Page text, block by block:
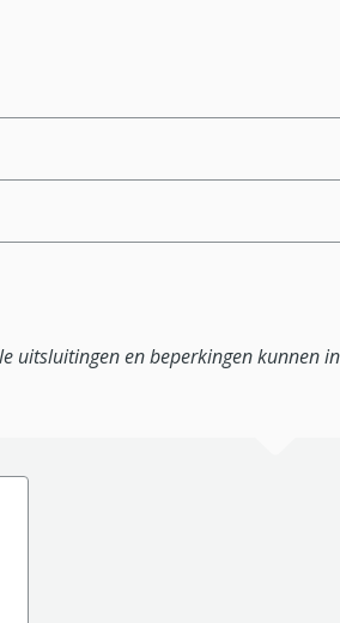
uitsluitingen en beperkingen kunnen